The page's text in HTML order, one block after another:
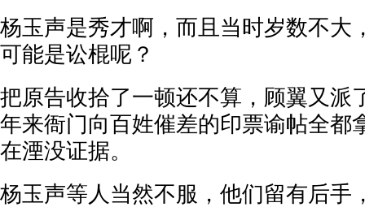
杨玉声是秀才啊，而且当时岁数不大
可能是讼棍呢？
把原告收拾了一顿还不算，顾翼又派
年来衙门向百姓催差的印票谕帖全都
在湮没证据。
杨玉声等人当然不服，他们留有后手